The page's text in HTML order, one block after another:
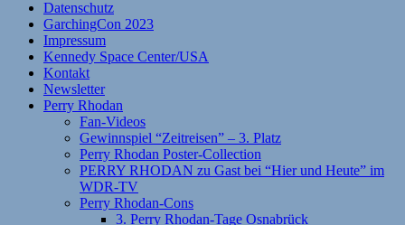
Datenschutz
GarchingCon 2023
Impressum
Kennedy Space Center/USA
Kontakt
Newsletter
Perry Rhodan
Fan-Videos
Gewinnspiel “Zeitreisen” – 3. Platz
Perry Rhodan Poster-Collection
PERRY RHODAN zu Gast bei “Hier und Heute” im
WDR-TV
Perry Rhodan-Cons
3. Perry Rhodan-Tage Osnabrück